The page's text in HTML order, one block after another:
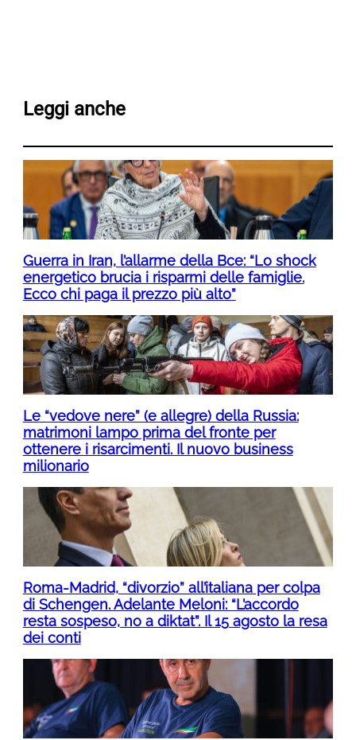
Leggi anche
Guerra in Iran, l’allarme della Bce: “Lo shock
energetico brucia i risparmi delle famiglie.
Ecco chi paga il prezzo più alto”
Le “vedove nere” (e allegre) della Russia:
matrimoni lampo prima del fronte per
ottenere i risarcimenti. Il nuovo business
milionario
Roma-Madrid, “divorzio” all’italiana per colpa
di Schengen. Adelante Meloni: “L’accordo
resta sospeso, no a diktat”. Il 15 agosto la resa
dei conti